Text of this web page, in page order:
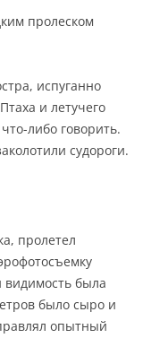
пролеском
испуганно
и летучего
либо говорить.
судороги.
пролетел
видимость была
было сыро и
опытный